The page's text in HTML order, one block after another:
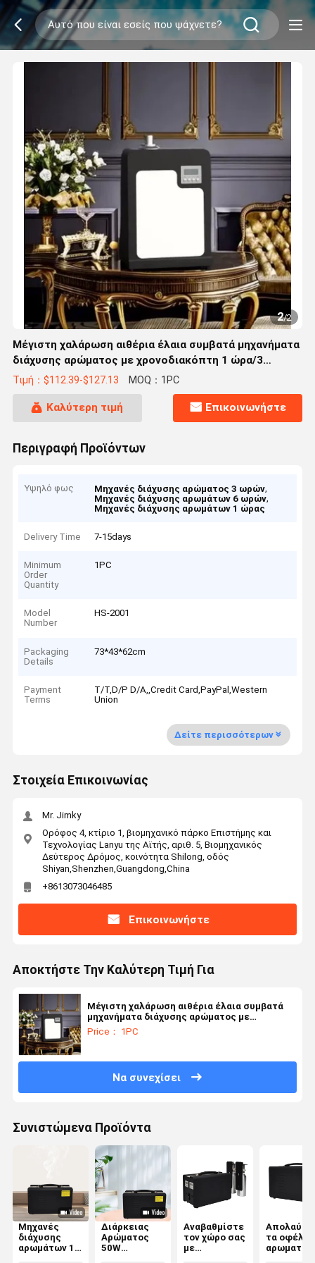
1/2
Μέγιστη χαλάρωση αιθέρια έλαια συμβατά μηχανήματα
διάχυσης αρώματος με χρονοδιακόπτη 1 ώρα/3
ώρες/6 ώρες/σε λειτουργία
Τιμή：$112.39-$127.13 MOQ：1PC
Καλύτερη τιμή Επικοινωνήστε
Περιγραφή Προϊόντων
Υψηλό φως Μηχανές διάχυσης αρώματος 3 ωρών,
Μηχανές διάχυσης αρωμάτων 6 ωρών,
Μηχανές διάχυσης αρωμάτων 1 ώρας
Delivery Time 7-15days
Minimum
Order
Quantity
1PC
Model
Number
HS-2001
Packaging
Details
73*43*62cm
Payment
Terms
T/T,D/P D/A,,Credit Card,PayPal,Western
Union
Δείτε περισσότερων
Στοιχεία Επικοινωνίας
Mr. Jimky
Ορόφος 4, κτίριο 1, βιομηχανικό πάρκο Επιστήμης και
Τεχνολογίας Lanyu της Αϊτής, αριθ. 5, Βιομηχανικός
Δεύτερος Δρόμος, κοινότητα Shilong, οδός
Shiyan,Shenzhen,Guangdong,China
+8613073046485
Επικοινωνήστε
Αποκτήστε Την Καλύτερη Τιμή Για
Μέγιστη χαλάρωση αιθέρια έλαια συμβατά
μηχανήματα διάχυσης αρώματος με
χρονοδιακόπτη 1 ώρα/3 ώρες/6 ώρες/σε
λειτουργία
Price： 1PC
Να συνεχίσει
Συνιστώμενα Προϊόντα
Μηχανές
διάχυσης
αρωμάτων 14
Διάρκειας
Αρώματος
50W
Αναβαθμίστε
τον χώρο σας
με
τα οφέλη